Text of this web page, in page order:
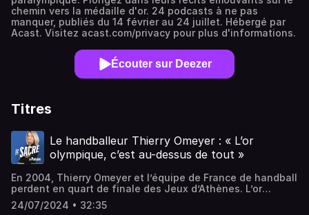
chemin vers la médaille d'or. 24 podcasts à ne pas
manquer, publiés du 14 février au 24 juillet. Hébergé par
Acast. Visitez acast.com/privacy pour plus d'informations.
Écouter sur Deezer
Titres
Le handballeur Thierry Omeyer : « L’or
olympique, c’est au-dessus de tout »
En 2004, Thierry Omeyer et l’équipe de France de handball
perdent en quart de finale des Jeux d’Athènes. L’or
olympique est le dernier titre qui manque au gardien de
but. Sa haine de la défaite et son travail acharné lui
24/07/2024 • 32:35